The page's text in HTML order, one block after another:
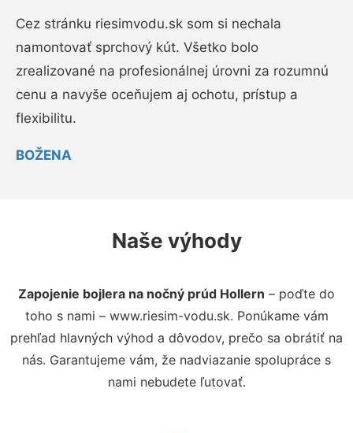
Cez stránku riesimvodu.sk som si nechala
namontovať sprchový kút. Všetko bolo
zrealizované na profesionálnej úrovni za rozumnú
cenu a navyše oceňujem aj ochotu, prístup a
flexibilitu.
BOŽENA
Naše výhody
Zapojenie bojlera na nočný prúd Hollern – poďte do
toho s nami – www.riesim-vodu.sk. Ponúkame vám
prehľad hlavných výhod a dôvodov, prečo sa obrátiť na
nás. Garantujeme vám, že nadviazanie spolupráce s
nami nebudete ľutovať.